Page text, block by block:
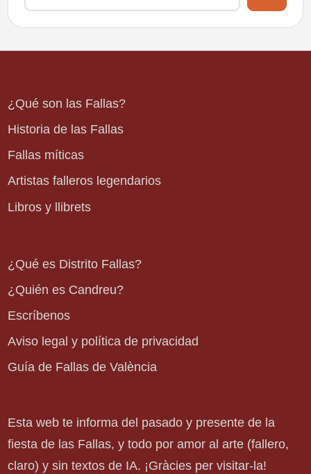
¿Qué son las Fallas?
Historia de las Fallas
Fallas míticas
Artistas falleros legendarios
Libros y llibrets
¿Qué es Distrito Fallas?
¿Quién es Candreu?
Escríbenos
Aviso legal y política de privacidad
Guía de Fallas de València
Esta web te informa del pasado y presente de la
fiesta de las Fallas, y todo por amor al arte (fallero,
claro) y sin textos de IA. ¡Gràcies per visitar-la!